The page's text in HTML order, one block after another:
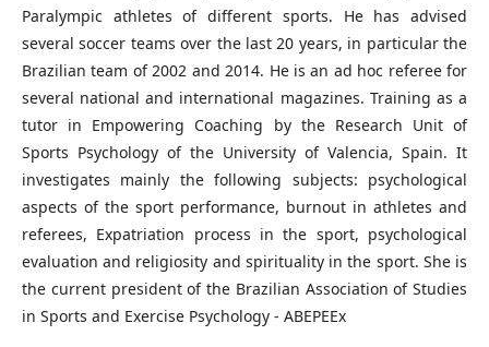
Paralympic athletes of different sports. He has advised
several soccer teams over the last 20 years, in particular the
Brazilian team of 2002 and 2014. He is an ad hoc referee for
several national and international magazines. Training as a
tutor in Empowering Coaching by the Research Unit of
Sports Psychology of the University of Valencia, Spain. It
investigates mainly the following subjects: psychological
aspects of the sport performance, burnout in athletes and
referees, Expatriation process in the sport, psychological
evaluation and religiosity and spirituality in the sport. She is
the current president of the Brazilian Association of Studies
in Sports and Exercise Psychology - ABEPEEx